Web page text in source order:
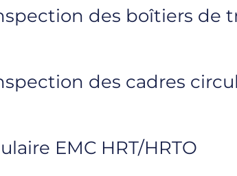
des boîtiers de
des cadres
EMC HRT/HRTO